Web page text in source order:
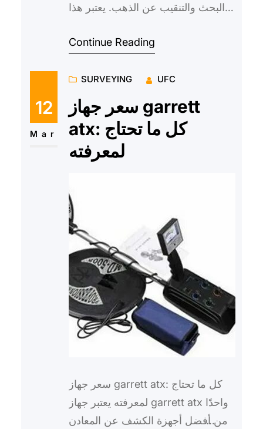
البحث والتنقيب عن الذهب. يعتبر هذا
Continue Reading
12
Mar
SURVEYING UFC
سعر جهاز garrett
atx: كل ما تحتاج
لمعرفته
سعر جهاز garrett atx: كل ما تحتاج
لمعرفته يعتبر جهاز garrett atx واحدًا
من أفضل أجهزة الكشف عن المعادن